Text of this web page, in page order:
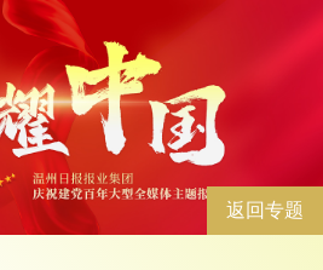
返回专题